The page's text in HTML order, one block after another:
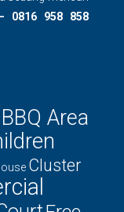
0816 958 858
BBQ Area
Cluster